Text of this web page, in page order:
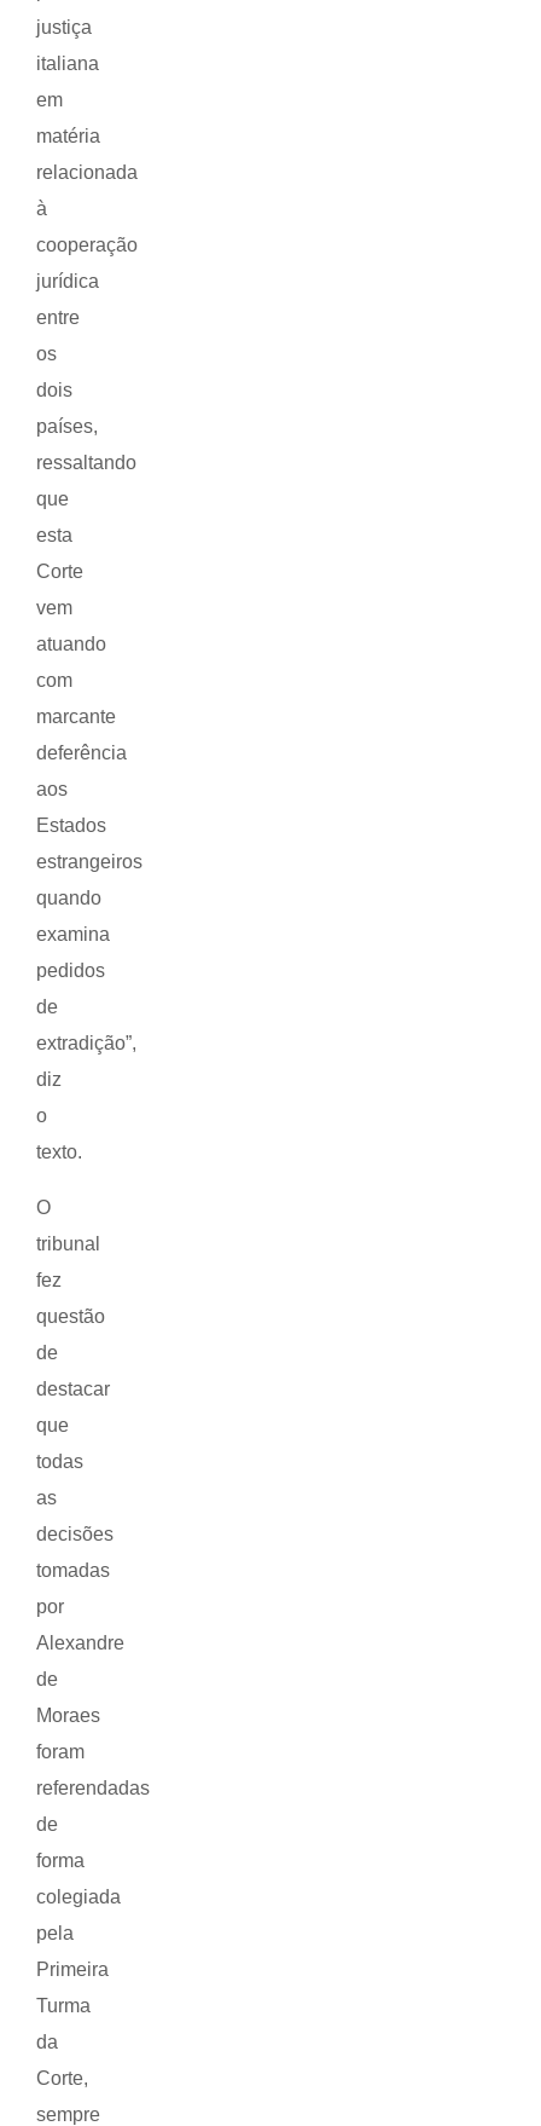
justiça
italiana
em
matéria
relacionada
à
cooperação
jurídica
entre
os
dois
países,
ressaltando
que
esta
Corte
vem
atuando
com
marcante
deferência
aos
Estados
estrangeiros
quando
examina
pedidos
de
extradição”,
diz
o
texto.
O
tribunal
fez
questão
de
destacar
que
todas
as
decisões
tomadas
por
Alexandre
de
Moraes
foram
referendadas
de
forma
colegiada
pela
Primeira
Turma
da
Corte,
sempre